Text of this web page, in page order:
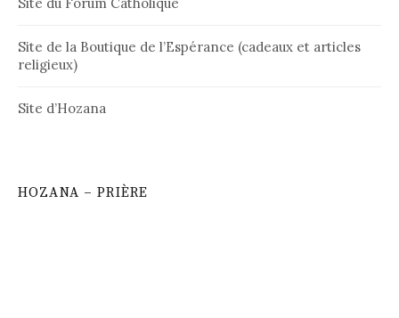
Site du Forum Catholique
Site de la Boutique de l’Espérance (cadeaux et articles
religieux)
Site d’Hozana
HOZANA – PRIÈRE